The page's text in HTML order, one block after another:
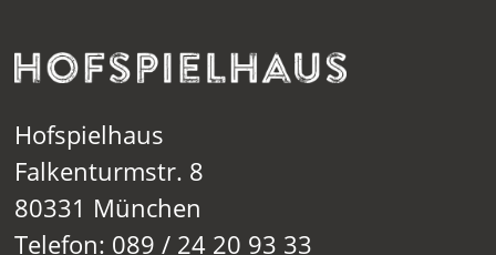
Hofspielhaus
Falkenturmstr. 8
80331 München
Telefon: 089 / 24 20 93 33